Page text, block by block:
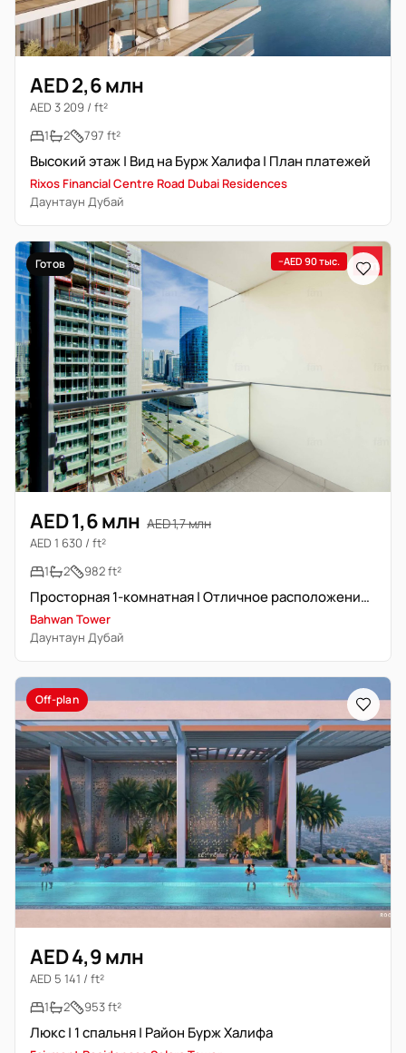
AED 2,6 млн
AED 3 209 / ft²
1
2 797 ft²
Высокий этаж | Вид на Бурж Халифа | План платежей
Rixos Financial Centre Road Dubai Residences
Даунтаун Дубай
Готов −AED 90 тыс.
AED 1,6 млн AED 1,7 млн
AED 1 630 / ft²
1
2 982 ft²
Просторная 1-комнатная | Отличное расположение | Светлая планировка
Bahwan Tower
Даунтаун Дубай
Off-plan
AED 4,9 млн
AED 5 141 / ft²
1
2 953 ft²
Люкс | 1 спальня | Район Бурж Халифа